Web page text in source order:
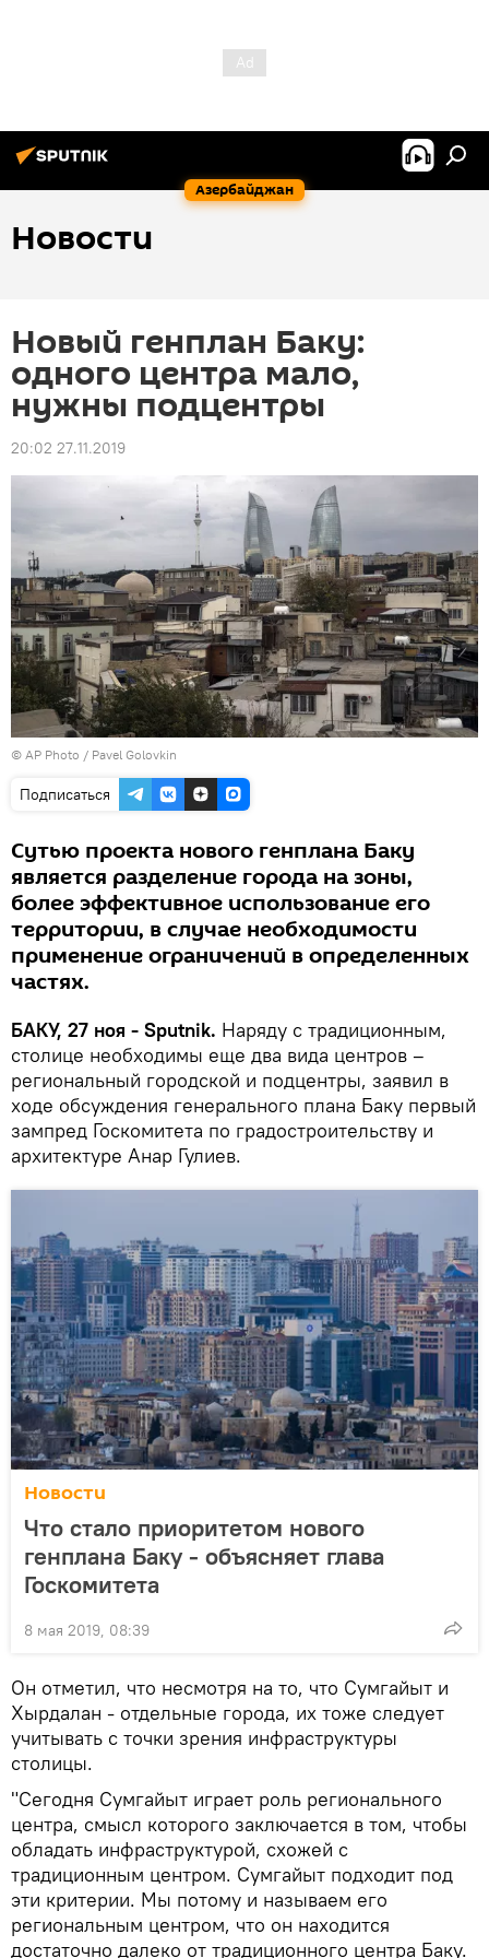
Азербайджан
Новости
Новый генплан Баку:
одного центра мало,
нужны подцентры
20:02 27.11.2019
© AP Photo / Pavel Golovkin
Подписаться
Сутью проекта нового генплана Баку
является разделение города на зоны,
более эффективное использование его
территории, в случае необходимости
применение ограничений в определенных
частях.
БАКУ, 27 ноя - Sputnik. Наряду с традиционным,
столице необходимы еще два вида центров –
региональный городской и подцентры, заявил в
ходе обсуждения генерального плана Баку первый
зампред Госкомитета по градостроительству и
архитектуре Анар Гулиев.
Новости
Что стало приоритетом нового
генплана Баку - объясняет глава
Госкомитета
8 мая 2019, 08:39
Он отметил, что несмотря на то, что Сумгайыт и
Хырдалан - отдельные города, их тоже следует
учитывать с точки зрения инфраструктуры
столицы.
"Сегодня Сумгайыт играет роль регионального
центра, смысл которого заключается в том, чтобы
обладать инфраструктурой, схожей с
традиционным центром. Сумгайыт подходит под
эти критерии. Мы потому и называем его
региональным центром, что он находится
достаточно далеко от традиционного центра Баку.